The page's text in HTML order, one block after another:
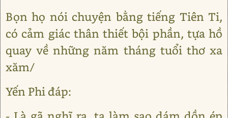
Bọn họ nói chuyện bằng tiếng Tiên Ti,
có cảm giác thân thiết bội phần, tựa hồ
quay về những năm tháng tuổi thơ xa
xăm/
Yến Phi đáp: